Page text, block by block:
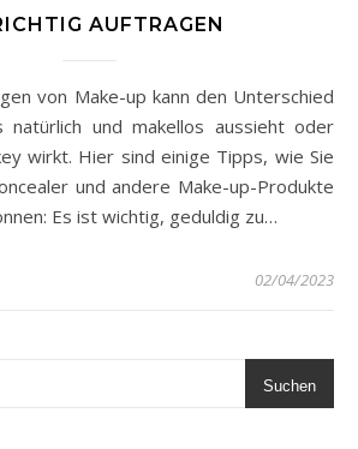
AUFTRAGEN
natürlich und makellos aussieht oder
wirkt. Hier sind einige Tipps, wie Sie
und andere Make-up-Produkte
Es ist wichtig, geduldig zu…
02/04/2023
Suchen